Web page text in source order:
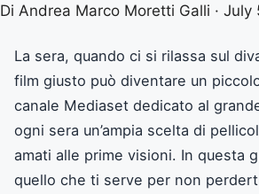
Di Andrea Marco Moretti Galli · July
La sera, quando ci si rilassa sul
film giusto può diventare un
canale Mediaset dedicato al
ogni sera un’ampia scelta di
amati alle prime visioni. In questa
quello che ti serve per non